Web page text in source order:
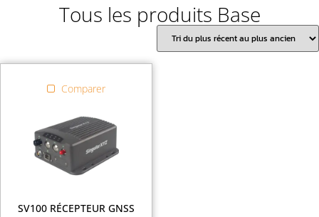
Tous les produits Base
Comparer
SV100 RÉCEPTEUR GNSS